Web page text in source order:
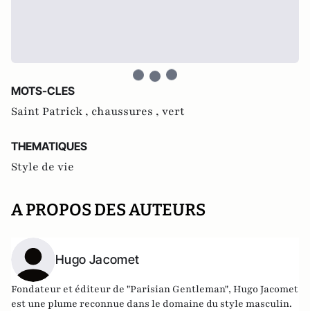
MOTS-CLES
Saint Patrick , chaussures , vert
THEMATIQUES
Style de vie
A PROPOS DES AUTEURS
Hugo Jacomet
Fondateur et éditeur de "Parisian Gentleman", Hugo Jacomet
est une plume reconnue dans le domaine du style masculin.